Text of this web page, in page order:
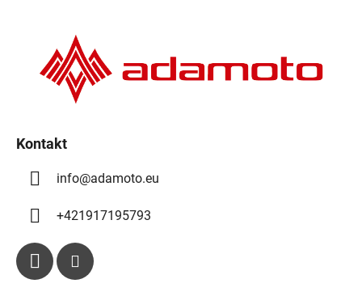
Kontakt
info@adamoto.eu
+421917195793